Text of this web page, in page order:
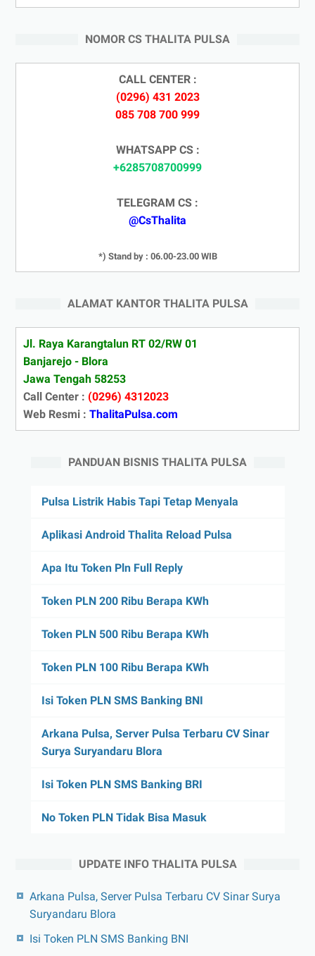
NOMOR CS THALITA PULSA
CALL CENTER :
(0296) 431 2023
085 708 700 999
WHATSAPP CS :
+6285708700999
TELEGRAM CS :
@CsThalita
*) Stand by : 06.00-23.00 WIB
ALAMAT KANTOR THALITA PULSA
Jl. Raya Karangtalun RT 02/RW 01
Banjarejo - Blora
Jawa Tengah 58253
Call Center : (0296) 4312023
Web Resmi : ThalitaPulsa.com
PANDUAN BISNIS THALITA PULSA
Pulsa Listrik Habis Tapi Tetap Menyala
Aplikasi Android Thalita Reload Pulsa
Apa Itu Token Pln Full Reply
Token PLN 200 Ribu Berapa KWh
Token PLN 500 Ribu Berapa KWh
Token PLN 100 Ribu Berapa KWh
Isi Token PLN SMS Banking BNI
Arkana Pulsa, Server Pulsa Terbaru CV Sinar
Surya Suryandaru Blora
Isi Token PLN SMS Banking BRI
No Token PLN Tidak Bisa Masuk
UPDATE INFO THALITA PULSA
Arkana Pulsa, Server Pulsa Terbaru CV Sinar Surya
Suryandaru Blora
Isi Token PLN SMS Banking BNI